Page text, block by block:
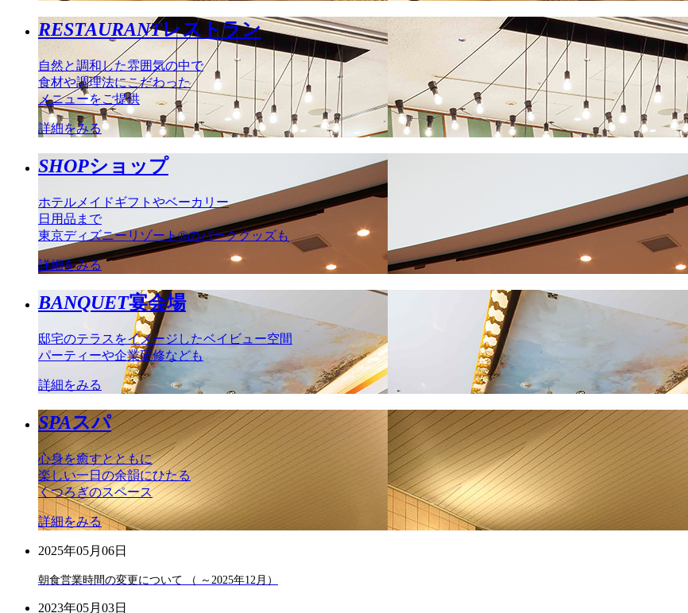
RESTAURANTレストラン
自然と調和した雰囲気の中で
食材や調理法にこだわった
メニューをご提供
詳細をみる
SHOPショップ
ホテルメイドギフトやベーカリー
日用品まで
東京ディズニーリゾート®のパークグッズも
詳細をみる
BANQUET宴会場
邸宅のテラスをイメージしたベイビュー空間
パーティーや企業研修なども
詳細をみる
SPAスパ
心身を癒すとともに
楽しい一日の余韻にひたる
くつろぎのスペース
詳細をみる
2025年05月06日
朝食営業時間の変更について （ ～2025年12月）
2023年05月03日